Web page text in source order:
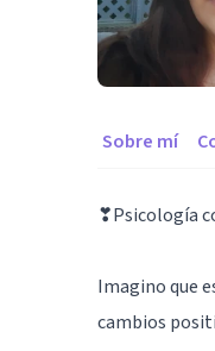
Sobre mí
❣Psicología
Imagino que
cambios